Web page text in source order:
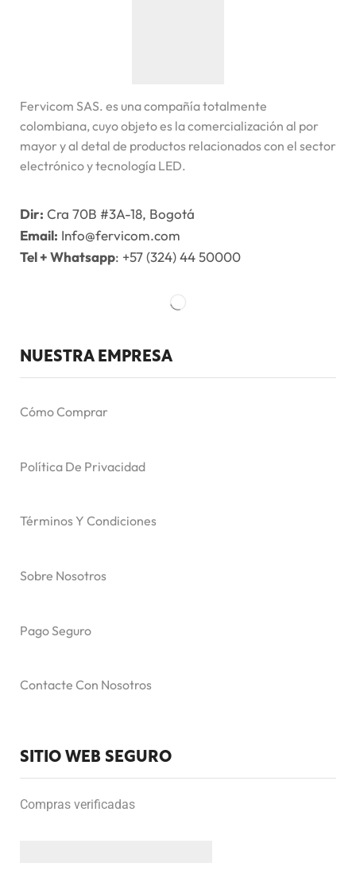
Fervicom SAS. es una compañía totalmente
colombiana, cuyo objeto es la comercialización al por
mayor y al detal de productos relacionados con el sector
electrónico y tecnología LED.
Dir: Cra 70B #3A-18, Bogotá
Email: Info@fervicom.com
Tel + Whatsapp: +57 (324) 44 50000
NUESTRA EMPRESA
Cómo Comprar
Política De Privacidad
Términos Y Condiciones
Sobre Nosotros
Pago Seguro
Contacte Con Nosotros
SITIO WEB SEGURO
Compras verificadas